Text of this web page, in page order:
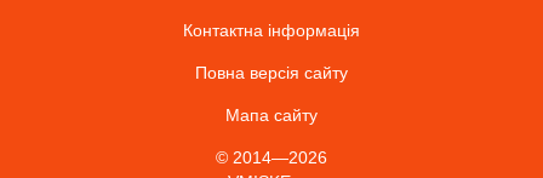
Контактна інформація
Повна версія сайту
Мапа сайту
© 2014—2026